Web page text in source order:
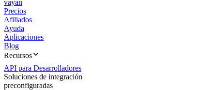
vayan
Precios
Afiliados
Ayuda
Aplicaciones
Blog
Recursos
API para Desarrolladores
Soluciones de integración
preconfiguradas